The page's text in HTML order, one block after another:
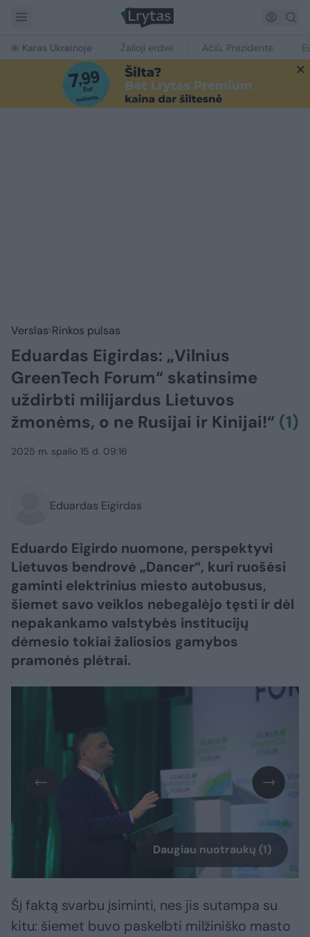
Karas Ukrainoje Žalioji erdvė Ačiū, Prezidente
Verslas Rinkos pulsas
Eduardas Eigirdas: „Vilnius
GreenTech Forum“ skatinsime
uždirbti milijardus Lietuvos
žmonėms, o ne Rusijai ir Kinijai!“ (1)
2025 m. spalio 15 d. 09:16
Eduardas Eigirdas
Eduardo Eigirdo nuomone, perspektyvi
Lietuvos bendrovė „Dancer“, kuri ruošėsi
gaminti elektrinius miesto autobusus,
šiemet savo veiklos nebegalėjo tęsti ir dėl
nepakankamo valstybės institucijų
dėmesio tokiai žaliosios gamybos
pramonės plėtrai.
Daugiau nuotraukų (1)
Šį faktą svarbu įsiminti, nes jis sutampa su
kitu: šiemet buvo paskelbti milžiniško masto